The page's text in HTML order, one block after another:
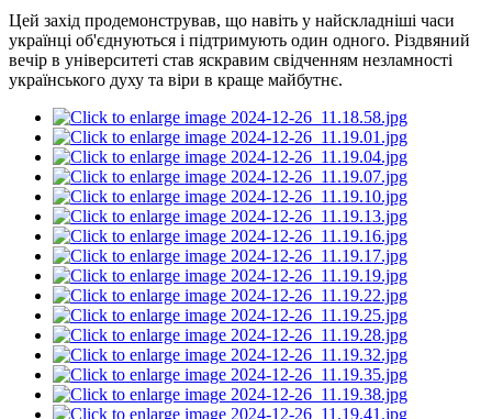
Цей захід продемонстрував, що навіть у найскладніші часи
українці об'єднуються і підтримують один одного. Різдвяний
вечір в університеті став яскравим свідченням незламності
українського духу та віри в краще майбутнє.